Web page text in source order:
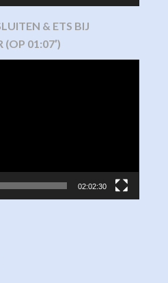
& ETS BIJ
(OP 01:07′)
02:02:30